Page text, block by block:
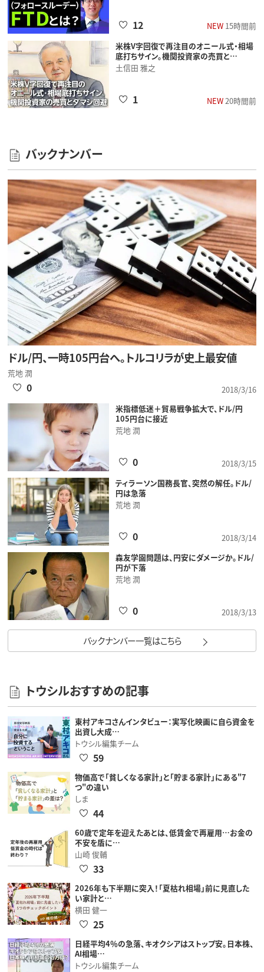
NEW15時間前
12
米株V字回復で再注目のオニール式・相場
底打ちサイン。機関投資家の売買と…
土信田 雅之
NEW20時間前
1
バックナンバー
ドル/円、一時105円台へ。トルコリラが史上最安値
荒地 潤
2018/3/16
0
米指標低迷＋貿易戦争拡大で、ドル/円
105円台に接近
荒地 潤
2018/3/15
0
ティラーソン国務長官、突然の解任。ドル/
円は急落
荒地 潤
2018/3/14
0
森友学園問題は、円安にダメージか。ドル/
円が下落
荒地 潤
2018/3/13
0
バックナンバー一覧はこちら
トウシルおすすめの記事
東村アキコさんインタビュー：実写化映画に自ら資金を
出資し大成…
トウシル編集チーム
59
物価高で「貧しくなる家計」と「貯まる家計」にある"7
つ"の違い
しま
44
60歳で定年を迎えたあとは、低賃金で再雇用…お金の
不安を盾に…
山崎 俊輔
33
2026年も下半期に突入！「夏枯れ相場」前に見直した
い家計と…
横田 健一
25
日経平均4％の急落、キオクシアはストップ安。日本株、
AI相場…
トウシル編集チーム